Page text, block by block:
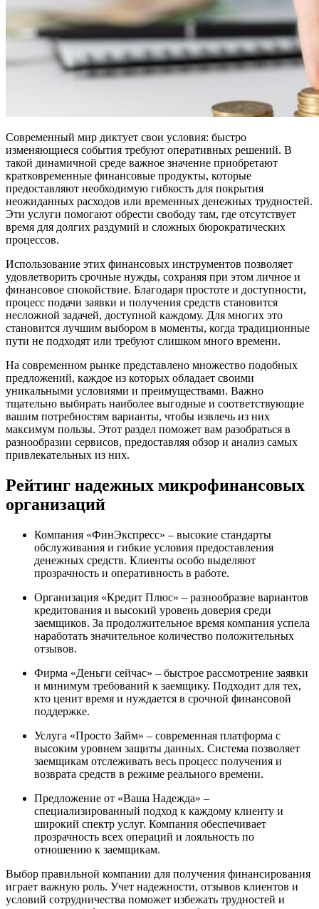
Современный мир диктует свои условия: быстро
изменяющиеся события требуют оперативных решений. В
такой динамичной среде важное значение приобретают
кратковременные финансовые продукты, которые
предоставляют необходимую гибкость для покрытия
неожиданных расходов или временных денежных трудностей.
Эти услуги помогают обрести свободу там, где отсутствует
время для долгих раздумий и сложных бюрократических
процессов.
Использование этих финансовых инструментов позволяет
удовлетворить срочные нужды, сохраняя при этом личное и
финансовое спокойствие. Благодаря простоте и доступности,
процесс подачи заявки и получения средств становится
несложной задачей, доступной каждому. Для многих это
становится лучшим выбором в моменты, когда традиционные
пути не подходят или требуют слишком много времени.
На современном рынке представлено множество подобных
предложений, каждое из которых обладает своими
уникальными условиями и преимуществами. Важно
тщательно выбирать наиболее выгодные и соответствующие
вашим потребностям варианты, чтобы извлечь из них
максимум пользы. Этот раздел поможет вам разобраться в
разнообразии сервисов, предоставляя обзор и анализ самых
привлекательных из них.
Рейтинг надежных микрофинансовых
организаций
Компания «ФинЭкспресс» – высокие стандарты
обслуживания и гибкие условия предоставления
денежных средств. Клиенты особо выделяют
прозрачность и оперативность в работе.
Организация «Кредит Плюс» – разнообразие вариантов
кредитования и высокий уровень доверия среди
заемщиков. За продолжительное время компания успела
наработать значительное количество положительных
отзывов.
Фирма «Деньги сейчас» – быстрое рассмотрение заявки
и минимум требований к заемщику. Подходит для тех,
кто ценит время и нуждается в срочной финансовой
поддержке.
Услуга «Просто Займ» – современная платформа с
высоким уровнем защиты данных. Система позволяет
заемщикам отслеживать весь процесс получения и
возврата средств в режиме реального времени.
Предложение от «Ваша Надежда» –
специализированный подход к каждому клиенту и
широкий спектр услуг. Компания обеспечивает
прозрачность всех операций и лояльность по
отношению к заемщикам.
Выбор правильной компании для получения финансирования
играет важную роль. Учет надежности, отзывов клиентов и
условий сотрудничества поможет избежать трудностей и